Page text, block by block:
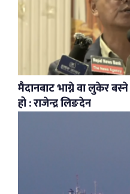
मैदानबाट भाग्ने वा लुकेर
हो : राजेन्द्र लिङदेन